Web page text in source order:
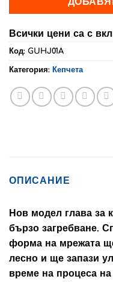
Всички цени са с
Код: GUHJ01A
Категория: Кепчета
ОПИСАНИЕ
Нов модел глава за
бързо загребване.
форма на мрежата
лесно и ще запази
време на процеса на